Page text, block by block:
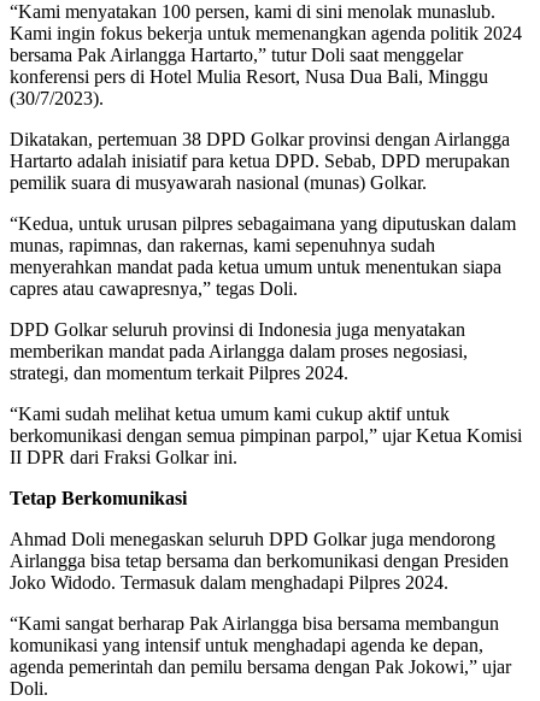
“Kami menyatakan 100 persen, kami di sini menolak munaslub.
Kami ingin fokus bekerja untuk memenangkan agenda politik 2024
bersama Pak Airlangga Hartarto,” tutur Doli saat menggelar
konferensi pers di Hotel Mulia Resort, Nusa Dua Bali, Minggu
(30/7/2023).
Dikatakan, pertemuan 38 DPD Golkar provinsi dengan Airlangga
Hartarto adalah inisiatif para ketua DPD. Sebab, DPD merupakan
pemilik suara di musyawarah nasional (munas) Golkar.
“Kedua, untuk urusan pilpres sebagaimana yang diputuskan dalam
munas, rapimnas, dan rakernas, kami sepenuhnya sudah
menyerahkan mandat pada ketua umum untuk menentukan siapa
capres atau cawapresnya,” tegas Doli.
DPD Golkar seluruh provinsi di Indonesia juga menyatakan
memberikan mandat pada Airlangga dalam proses negosiasi,
strategi, dan momentum terkait Pilpres 2024.
“Kami sudah melihat ketua umum kami cukup aktif untuk
berkomunikasi dengan semua pimpinan parpol,” ujar Ketua Komisi
II DPR dari Fraksi Golkar ini.
Tetap Berkomunikasi
Ahmad Doli menegaskan seluruh DPD Golkar juga mendorong
Airlangga bisa tetap bersama dan berkomunikasi dengan Presiden
Joko Widodo. Termasuk dalam menghadapi Pilpres 2024.
“Kami sangat berharap Pak Airlangga bisa bersama membangun
komunikasi yang intensif untuk menghadapi agenda ke depan,
agenda pemerintah dan pemilu bersama dengan Pak Jokowi,” ujar
Doli.